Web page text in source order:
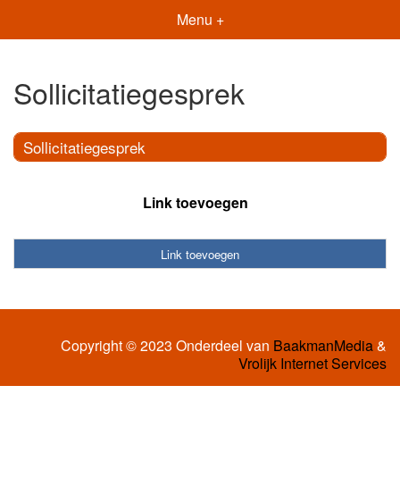
Menu +
Sollicitatiegesprek
Sollicitatiegesprek
Link toevoegen
Link toevoegen
Copyright © 2023 Onderdeel van BaakmanMedia&
Vrolijk Internet Services